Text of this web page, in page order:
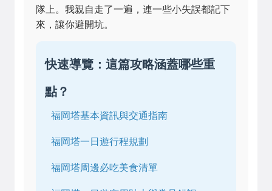
隊上。我親自走了一遍，連一些小失誤都記下
來，讓你避開坑。
快速導覽：這篇攻略涵蓋哪些重
點？
福岡塔基本資訊與交通指南
福岡塔一日遊行程規劃
福岡塔周邊必吃美食清單